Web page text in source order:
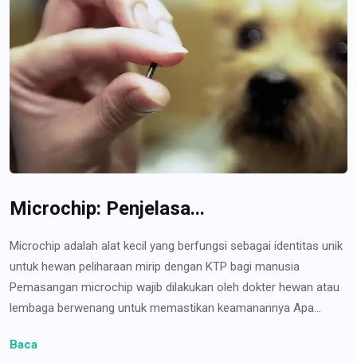
Microchip: Penjelasa...
Microchip adalah alat kecil yang berfungsi sebagai identitas unik
untuk hewan peliharaan mirip dengan KTP bagi manusia
Pemasangan microchip wajib dilakukan oleh dokter hewan atau
lembaga berwenang untuk memastikan keamanannya Apa...
Baca